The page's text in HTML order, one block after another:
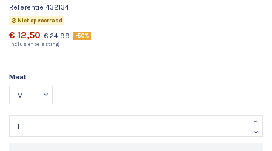
Referentie 432134
Niet op voorraad
€ 12,50 € 24,99 -50%
Inclusief belasting
Maat